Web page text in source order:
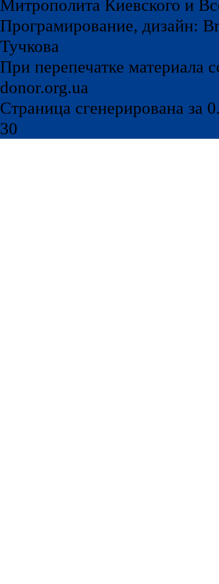
Митрополита Киевского и
Програмирование, дизайн:
Тучкова
При перепечатке материала
donor.org.ua
Страница сгенерирована за
30